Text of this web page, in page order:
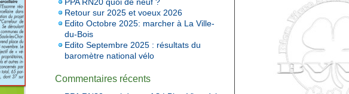
Retour sur 2025 et voeux 2026
Edito Octobre 2025: marcher à La Ville-
du-Bois
Edito Septembre 2025 : résultats du
baromètre national vélo
Commentaires récents